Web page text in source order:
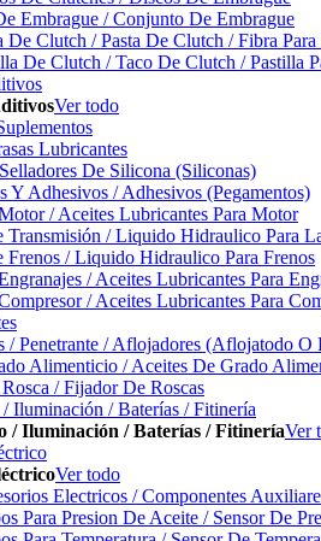
Embrague / Conjunto De Embrague
De Clutch / Pasta De Clutch / Fibra
De Clutch / Taco De Clutch / Pastilla
Ver todo
Lubricantes
De Silicona (Siliconas)
Y Adhesivos / Adhesivos (Pegamentos)
/ Aceites Lubricantes Para Motor
/ Liquido Hidraulico Para
/ Liquido Hidraulico Para Frenos
/ Aceites Lubricantes Para
/ Aceites Lubricantes Para
/ Penetrante / Aflojadores (Aflojatodo O
Alimenticio / Aceites De Grado
/ Fijador De Roscas
Iluminación / Baterías / Fitinería
/ Iluminación / Baterías / FitineríaVer
Ver todo
Electricos / Componentes
Para Presion De Aceite / Sensor De